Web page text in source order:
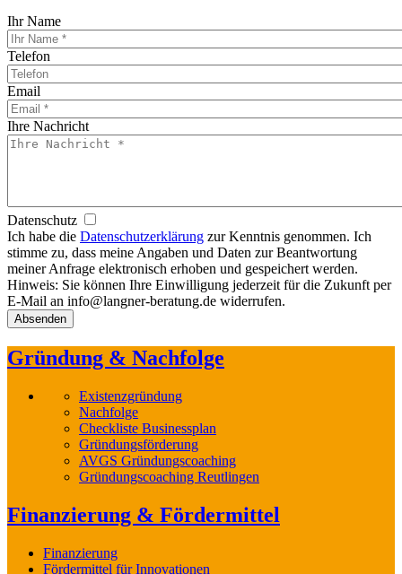
Ihr Name
Telefon
Email
Ihre Nachricht
Datenschutz
Ich habe die Datenschutzerklärung zur Kenntnis genommen. Ich
stimme zu, dass meine Angaben und Daten zur Beantwortung
meiner Anfrage elektronisch erhoben und gespeichert werden.
Hinweis: Sie können Ihre Einwilligung jederzeit für die Zukunft per
E-Mail an info@langner-beratung.de widerrufen.
Gründung & Nachfolge
Existenzgründung
Nachfolge
Checkliste Businessplan
Gründungsförderung
AVGS Gründungscoaching
Gründungscoaching Reutlingen
Finanzierung & Fördermittel
Finanzierung
Fördermittel für Innovationen